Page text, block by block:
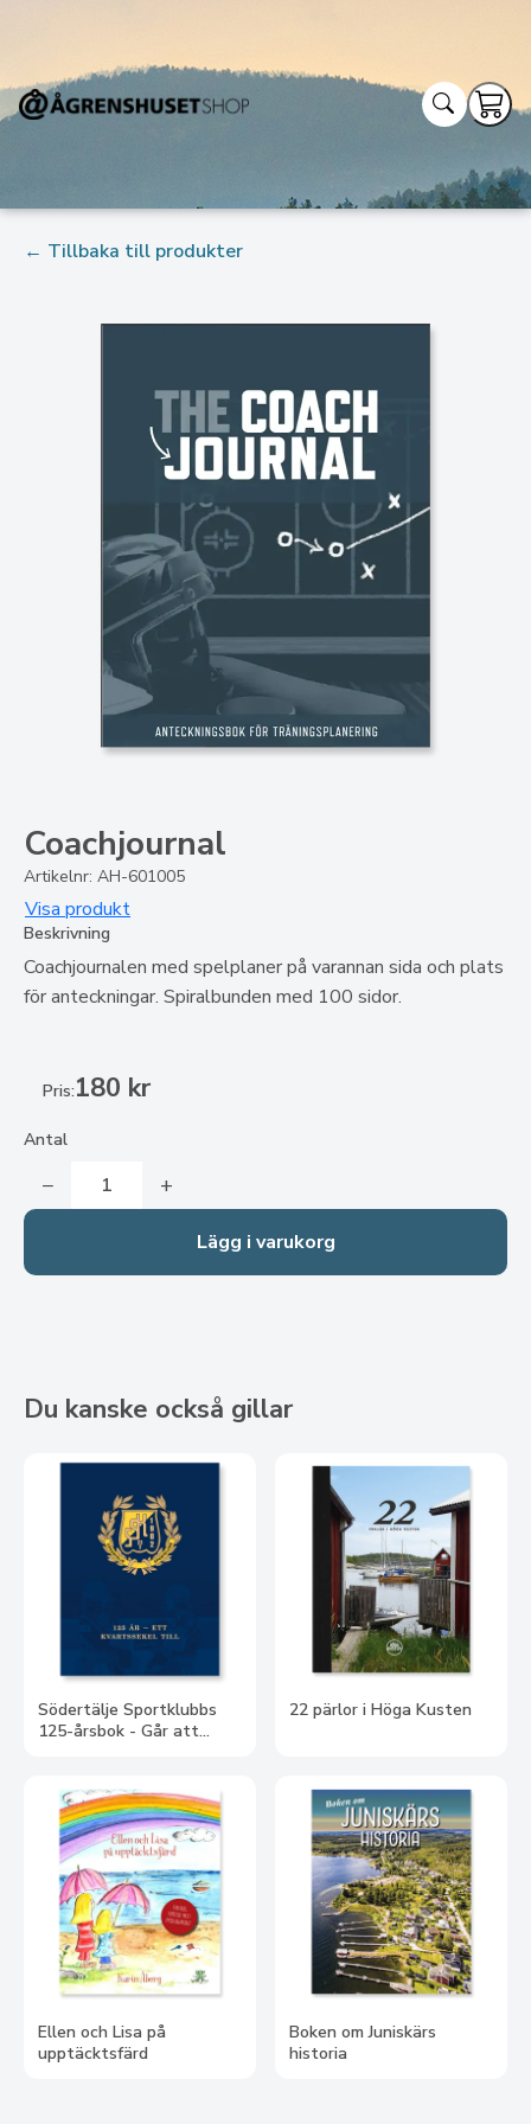
← Tillbaka till produkter
Coachjournal
Artikelnr: AH-601005
Visa produkt
Beskrivning
Coachjournalen med spelplaner på varannan sida och plats
för anteckningar. Spiralbunden med 100 sidor.
Pris:180 kr
Antal
− +
Lägg i varukorg
Du kanske också gillar
Södertälje Sportklubbs
125-årsbok - Går att
22 pärlor i Höga Kusten
Ellen och Lisa på
upptäcktsfärd
Boken om Juniskärs
historia